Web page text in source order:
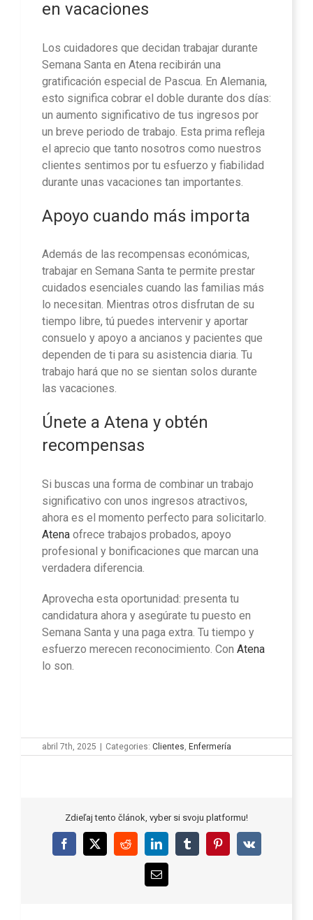
en vacaciones
Los cuidadores que decidan trabajar durante
Semana Santa en Atena recibirán una
gratificación especial de Pascua. En Alemania,
esto significa cobrar el doble durante dos días:
un aumento significativo de tus ingresos por
un breve periodo de trabajo. Esta prima refleja
el aprecio que tanto nosotros como nuestros
clientes sentimos por tu esfuerzo y fiabilidad
durante unas vacaciones tan importantes.
Apoyo cuando más importa
Además de las recompensas económicas,
trabajar en Semana Santa te permite prestar
cuidados esenciales cuando las familias más
lo necesitan. Mientras otros disfrutan de su
tiempo libre, tú puedes intervenir y aportar
consuelo y apoyo a ancianos y pacientes que
dependen de ti para su asistencia diaria. Tu
trabajo hará que no se sientan solos durante
las vacaciones.
Únete a Atena y obtén
recompensas
Si buscas una forma de combinar un trabajo
significativo con unos ingresos atractivos,
ahora es el momento perfecto para solicitarlo.
Atena ofrece trabajos probados, apoyo
profesional y bonificaciones que marcan una
verdadera diferencia.
Aprovecha esta oportunidad: presenta tu
candidatura ahora y asegúrate tu puesto en
Semana Santa y una paga extra. Tu tiempo y
esfuerzo merecen reconocimiento. Con Atena
lo son.
abril 7th, 2025 | Categories: Clientes Enfermería
Zdieľaj tento článok, vyber si svoju platformu!
Facebook
X RedditLinkedInTumblrPinterest
Vk
Email